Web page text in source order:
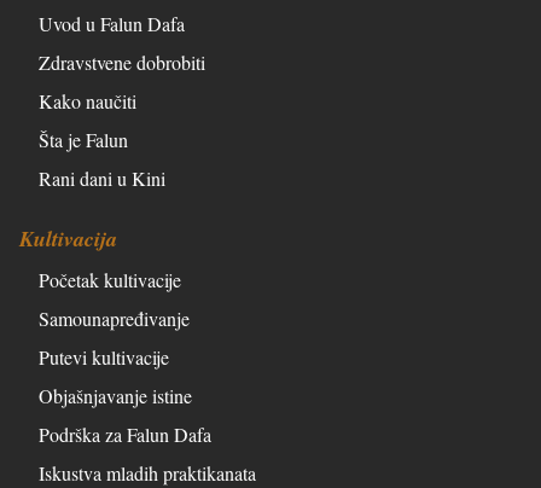
Uvod u Falun Dafa
Zdravstvene dobrobiti
Kako naučiti
Šta je Falun
Rani dani u Kini
Kultivacija
Početak kultivacije
Samounapređivanje
Putevi kultivacije
Objašnjavanje istine
Podrška za Falun Dafa
Iskustva mladih praktikanata